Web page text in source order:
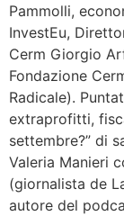
Pammolli,
InvestEu,
Cerm Giorgio
Fondazione
Radicale).
extraprofitti,
settembre?” di
Valeria Manieri
(giornalista de
autore del